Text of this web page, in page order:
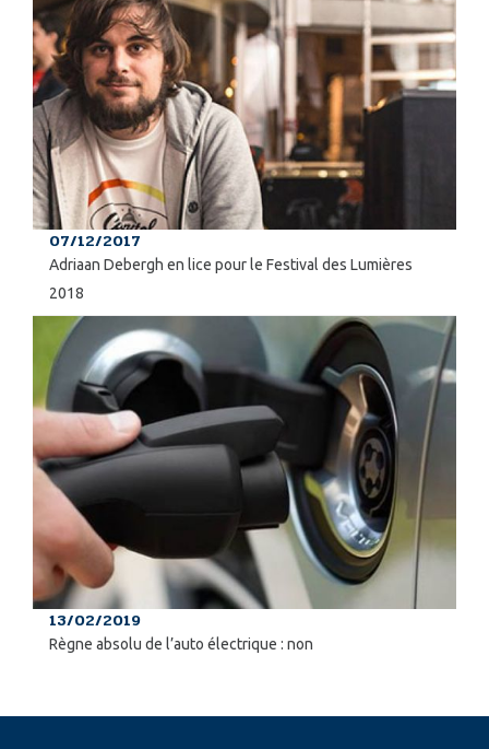
07/12/2017
Adriaan Debergh en lice pour le Festival des Lumières
2018
13/02/2019
Règne absolu de l’auto électrique : non